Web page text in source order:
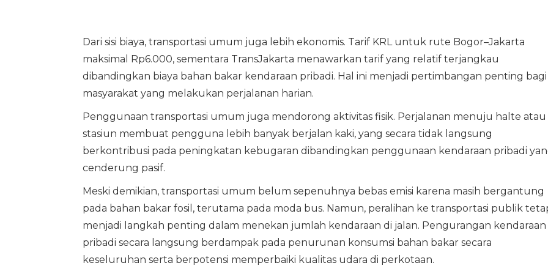
Dari sisi biaya, transportasi umum juga lebih ekonomis. Tarif KRL untuk rute Bogor–Jakarta
maksimal Rp6.000, sementara TransJakarta menawarkan tarif yang relatif terjangkau
dibandingkan biaya bahan bakar kendaraan pribadi. Hal ini menjadi pertimbangan penting bagi
masyarakat yang melakukan perjalanan harian.
Penggunaan transportasi umum juga mendorong aktivitas fisik. Perjalanan menuju halte atau
stasiun membuat pengguna lebih banyak berjalan kaki, yang secara tidak langsung
berkontribusi pada peningkatan kebugaran dibandingkan penggunaan kendaraan pribadi
cenderung pasif.
Meski demikian, transportasi umum belum sepenuhnya bebas emisi karena masih bergantung
pada bahan bakar fosil, terutama pada moda bus. Namun, peralihan ke transportasi publik
menjadi langkah penting dalam menekan jumlah kendaraan di jalan. Pengurangan kendaraan
pribadi secara langsung berdampak pada penurunan konsumsi bahan bakar secara
keseluruhan serta berpotensi memperbaiki kualitas udara di perkotaan.